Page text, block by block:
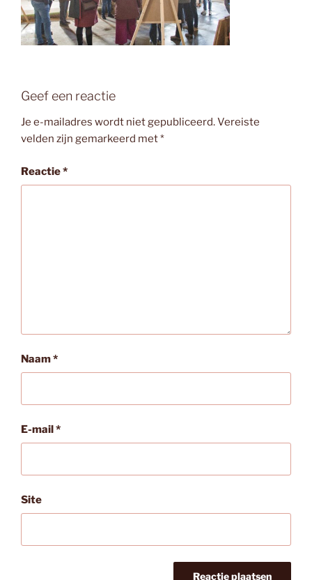
Geef een reactie
Je e-mailadres wordt niet gepubliceerd.Vereiste
velden zijn gemarkeerd met*
Reactie*
Naam*
E-mail*
Site